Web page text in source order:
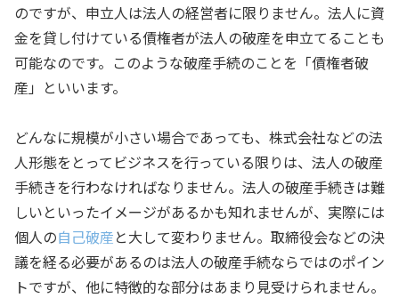
のですが、申立人は法人の経営者に限りません。法人に資
金を貸し付けている債権者が法人の破産を申立てることも
可能なのです。このような破産手続のことを「債権者破
産」といいます。
どんなに規模が小さい場合であっても、株式会社などの法
人形態をとってビジネスを行っている限りは、法人の破産
手続きを行わなければなりません。法人の破産手続きは難
しいといったイメージがあるかも知れませんが、実際には
個人の自己破産と大して変わりません。取締役会などの決
議を経る必要があるのは法人の破産手続ならではのポイン
トですが、他に特徴的な部分はあまり見受けられません。